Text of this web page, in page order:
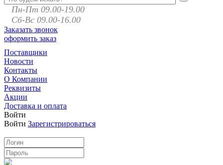
Пн-Пт 09.00-19.00
Сб-Вс 09.00-16.00
Заказать звонок
оформить заказ
Поставщики
Новости
Контакты
О Компании
Реквизиты
Акции
Доставка и оплата
Войти
Войти Зарегистрироваться